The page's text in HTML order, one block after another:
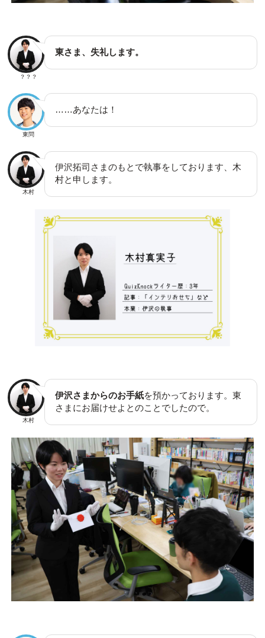
？？？
東さま、失礼します。
東問
……あなたは！
木村
伊沢拓司さまのもとで執事をしております、木
村と申します。
木村
伊沢さまからのお手紙を預かっております。東
さまにお届けせよとのことでしたので。